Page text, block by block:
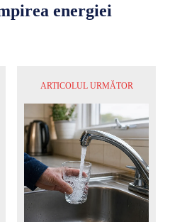
energiei
ARTICOLUL URMĂTOR